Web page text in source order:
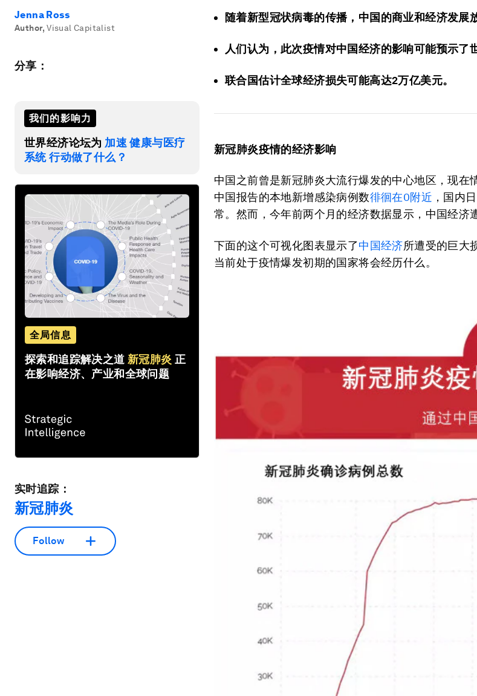
Jenna Ross
Author, Visual Capitalist
分享：
我们的影响力
世界经济论坛为 加速 健康与医疗
系统 行动做了什么？
全局信息
探索和追踪解决之道 新冠肺炎 正
在影响经济、产业和全球问题
实时追踪：
新冠肺炎
Follow
随着新型冠状病毒的传播，中国的商业和经济发展
人们认为，此次疫情对中国经济的影响可能预示了
联合国估计全球经济损失可能高达2万亿美元。
新冠肺炎疫情的经济影响
中国之前曾是新冠肺炎大流行爆发的中心地区，现在
中国报告的本地新增感染病例数徘徊在0附近 ，国内
常。然而，今年前两个月的经济数据显示，中国经济
下面的这个可视化图表显示了中国经济所遭受的巨大
当前处于疫情爆发初期的国家将会经历什么。